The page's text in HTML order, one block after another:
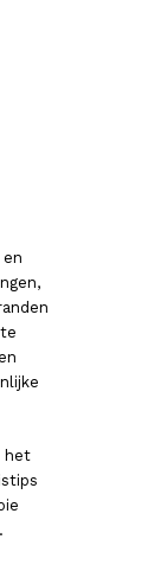
en
het